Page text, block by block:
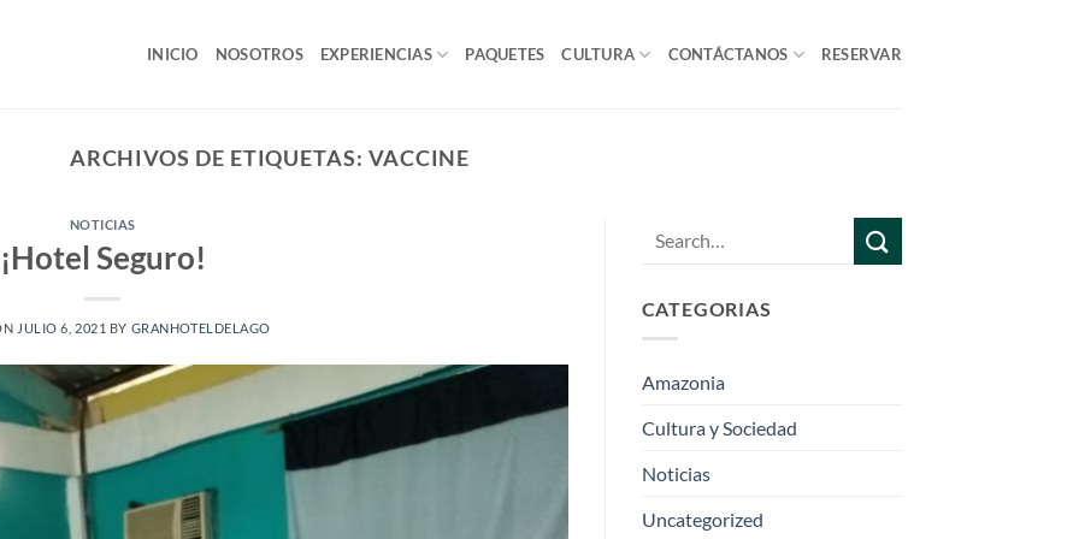
INICIO NOSOTROS EXPERIENCIAS PAQUETES CULTURA CONTÁCTANOS RESERVAR
ARCHIVOS DE ETIQUETAS: VACCINE
NOTICIAS
¡Hotel Seguro!
JULIO 6, 2021 BY GRANHOTELDELAGO
CATEGORIAS
Amazonia
Cultura y Sociedad
Noticias
Uncategorized